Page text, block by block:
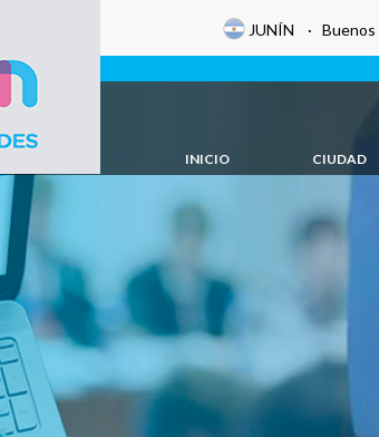
JUNÍN ·
INICIO CIUDAD